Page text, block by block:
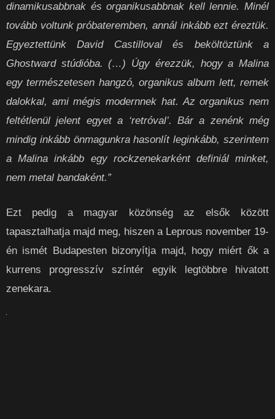
dinamikusabbnak és organikusabbnak kell lennie. Minél
tovább voltunk próbateremben, annál inkább ezt éreztük.
Egyeztettünk David Castilloval és beköltöztünk a
Ghostward stúdióba. (…) Úgy érezzük, hogy a Malina
egy természetesen hangzó, organikus album lett, remek
dalokkal, ami mégis modernnek hat. Az organikus nem
feltétlenül jelent egyet a ‘retróval’. Bár a zenénk még
mindig inkább önmagunkra hasonlít leginkább, szerintem
a Malina inkább egy rockzenekarként definiál minket,
nem metal bandaként.”
Ezt pedig a magyar közönség az elsők között
tapasztalhatja majd meg, hiszen a Leprous november 19-
én ismét Budapesten bizonyítja majd, hogy miért ők a
kurrens progresszív színtér egyik legtöbbre hivatott
zenekara.